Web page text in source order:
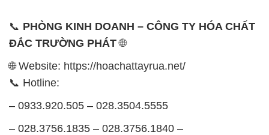
📞 PHÒNG KINH DOANH – CÔNG TY HÓA CHẤT
ĐẮC TRƯỜNG PHÁT🌐
🌐 Website: https://hoachattayrua.net/
📞 Hotline:
– 0933.920.505 – 028.3504.5555
– 028.3756.1835 – 028.3756.1840 –